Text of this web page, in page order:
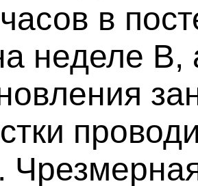
в
неделе B,